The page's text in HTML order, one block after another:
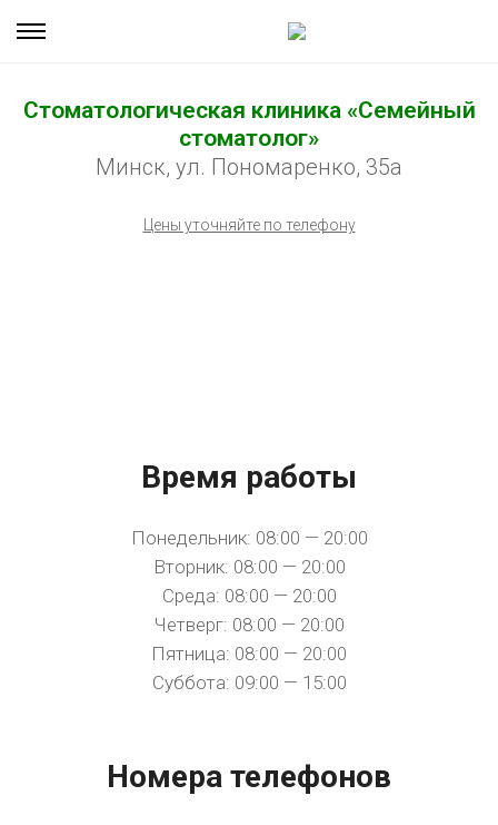
Стоматологическая клиника «Семейный
стоматолог»
Минск, ул. Пономаренко, 35а
Цены уточняйте по телефону
Время работы
Понедельник: 08:00 — 20:00
Вторник: 08:00 — 20:00
Среда: 08:00 — 20:00
Четверг: 08:00 — 20:00
Пятница: 08:00 — 20:00
Суббота: 09:00 — 15:00
Номера телефонов